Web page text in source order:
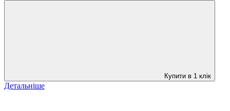
Купити в 1 клік
Детальніше